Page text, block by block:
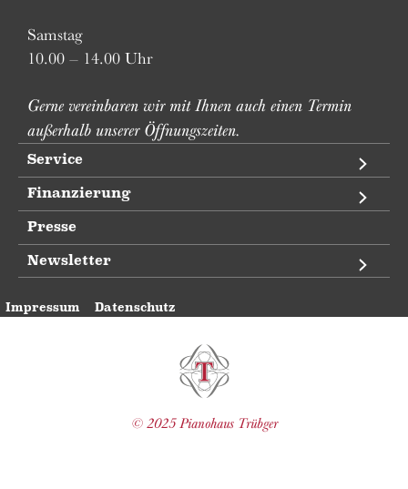
Samstag
10.00 – 14.00 Uhr
Gerne vereinbaren wir mit Ihnen auch einen Termin
außerhalb unserer Öffnungszeiten.
Service
Finanzierung
Presse
Newsletter
Impressum Datenschutz
© 2025 Pianohaus Trübger